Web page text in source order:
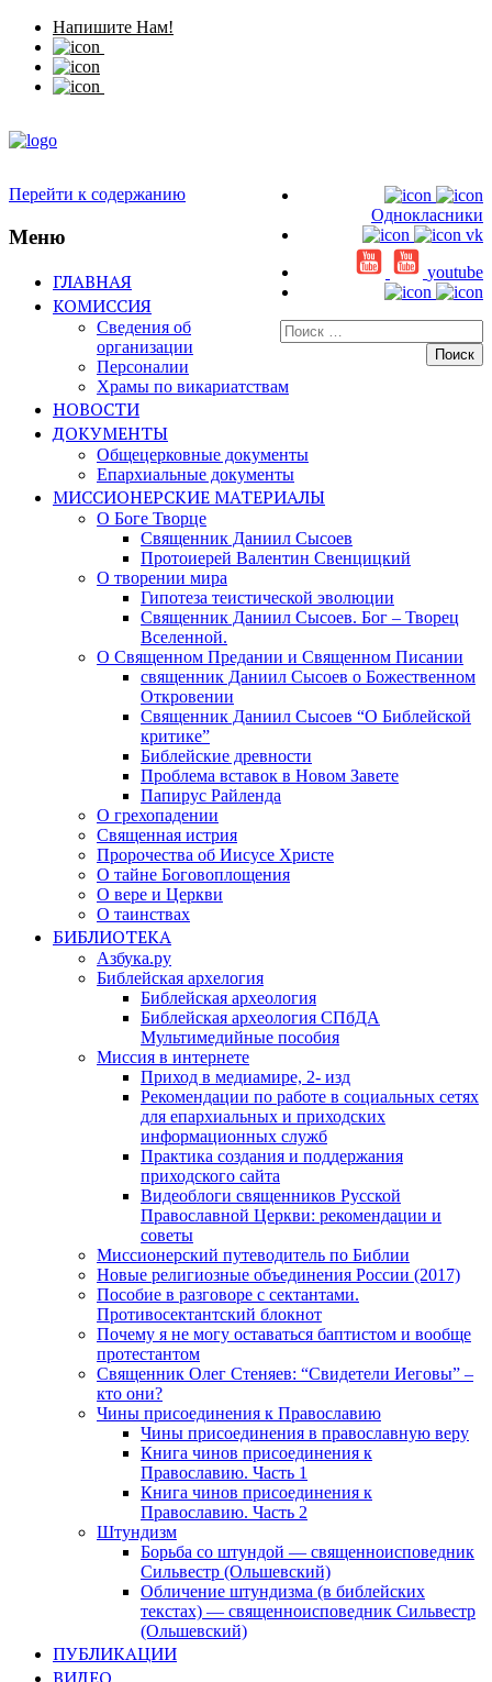
Напишите Нам!
Однокласники
vk
youtube
Искать:
Перейти к содержанию
Меню
ГЛАВНАЯ
КОМИССИЯ
Сведения об
организации
Персоналии
Храмы по викариатствам
НОВОСТИ
ДОКУМЕНТЫ
Общецерковные документы
Епархиальные документы
МИССИОНЕРСКИЕ МАТЕРИАЛЫ
О Боге Творце
Священник Даниил Сысоев
Протоиерей Валентин Свенцицкий
О творении мира
Гипотеза теистической эволюции
Священник Даниил Сысоев. Бог – Творец
Вселенной.
О Священном Предании и Священном Писании
священник Даниил Сысоев о Божественном
Откровении
Священник Даниил Сысоев “О Библейской
критике”
Библейские древности
Проблема вставок в Новом Завете
Папирус Райленда
О грехопадении
Священная истрия
Пророчества об Иисусе Христе
О тайне Боговоплощения
О вере и Церкви
О таинствах
БИБЛИОТЕКА
Азбука.ру
Библейская архелогия
Библейская археология
Библейская археология СПбДА
Мультимедийные пособия
Миссия в интернете
Приход в медиамире, 2- изд
Рекомендации по работе в социальных сетях
для епархиальных и приходских
информационных служб
Практика создания и поддержания
приходского сайта
Видеоблоги священников Русской
Православной Церкви: рекомендации и
советы
Миссионерский путеводитель по Библии
Новые религиозные объединения России (2017)
Пособие в разговоре с сектантами.
Противосектантский блокнот
Почему я не могу оставаться баптистом и вообще
протестантом
Священник Олег Стеняев: “Свидетели Иеговы” –
кто они?
Чины присоединения к Православию
Чины присоединения в православную веру
Книга чинов присоединения к
Православию. Часть 1
Книга чинов присоединения к
Православию. Часть 2
Штундизм
Борьба со штундой — священноисповедник
Сильвестр (Ольшевский)
Обличение штундизма (в библейских
текстах) — священноисповедник Сильвестр
(Ольшевский)
ПУБЛИКАЦИИ